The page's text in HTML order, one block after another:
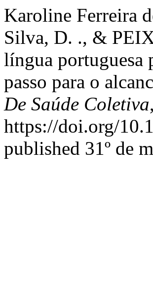
Karoline Ferreira
Silva, D. ., &
língua portuguesa
passo para o
De Saúde Coletiva,
https://doi.org/
published 31º de